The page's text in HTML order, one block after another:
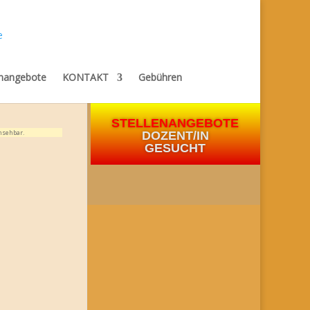
KONTAKT Gebühren
STELLENANGEBOTE
DOZENT/IN
GESUCHT